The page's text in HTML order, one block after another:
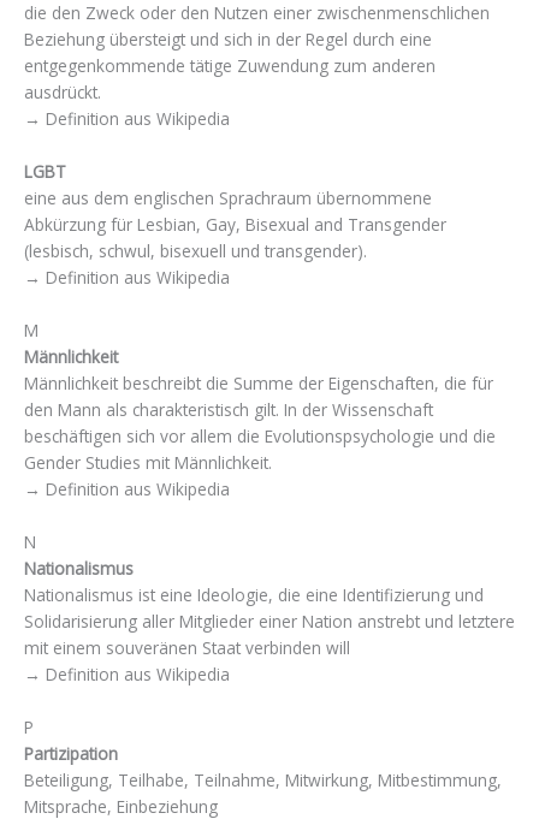
die den Zweck oder den Nutzen einer zwischenmenschlichen
Beziehung übersteigt und sich in der Regel durch eine
entgegenkommende tätige Zuwendung zum anderen
ausdrückt.
→ Definition aus Wikipedia
LGBT
eine aus dem englischen Sprachraum übernommene
Abkürzung für Lesbian, Gay, Bisexual and Transgender
(lesbisch, schwul, bisexuell und transgender).
→ Definition aus Wikipedia
M
Männlichkeit
Männlichkeit beschreibt die Summe der Eigenschaften, die für
den Mann als charakteristisch gilt. In der Wissenschaft
beschäftigen sich vor allem die Evolutionspsychologie und die
Gender Studies mit Männlichkeit.
→ Definition aus Wikipedia
N
Nationalismus
Nationalismus ist eine Ideologie, die eine Identifizierung und
Solidarisierung aller Mitglieder einer Nation anstrebt und letztere
mit einem souveränen Staat verbinden will
→ Definition aus Wikipedia
P
Partizipation
Beteiligung, Teilhabe, Teilnahme, Mitwirkung, Mitbestimmung,
Mitsprache, Einbeziehung